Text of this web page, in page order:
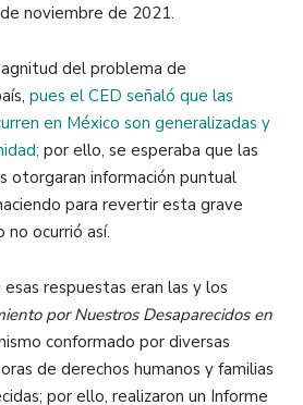
noviembre de 2021.
del problema de
pues el CED señaló que las
en México son generalizadas y
por ello, se esperaba que las
otorgaran información puntual
para revertir esta grave
no ocurrió así.
respuestas eran las y los
por Nuestros Desaparecidos en
conformado por diversas
de derechos humanos y familias
por ello, realizaron un Informe